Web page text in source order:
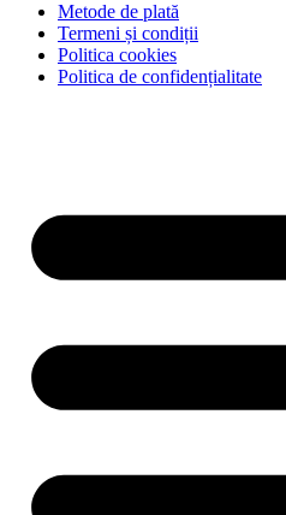
Metode de plată
Termeni și condiții
Politica cookies
Politica de confidențialitate